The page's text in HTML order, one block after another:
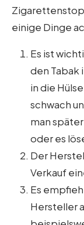
einige Dinge
Es ist
den Tabak
in die
schwach
man
oder es
Der
Verkauf
Es
Hersteller